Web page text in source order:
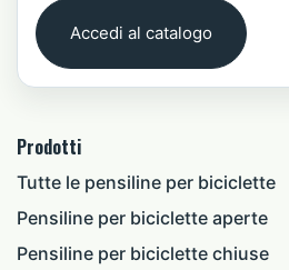
Accedi al catalogo
Prodotti
Tutte le pensiline per biciclette
Pensiline per biciclette aperte
Pensiline per biciclette chiuse